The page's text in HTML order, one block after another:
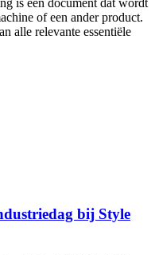
of een ander product.
alle relevante essentiële
bij Style